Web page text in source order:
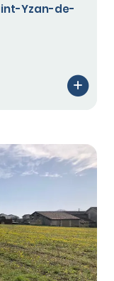
Yzan-de-